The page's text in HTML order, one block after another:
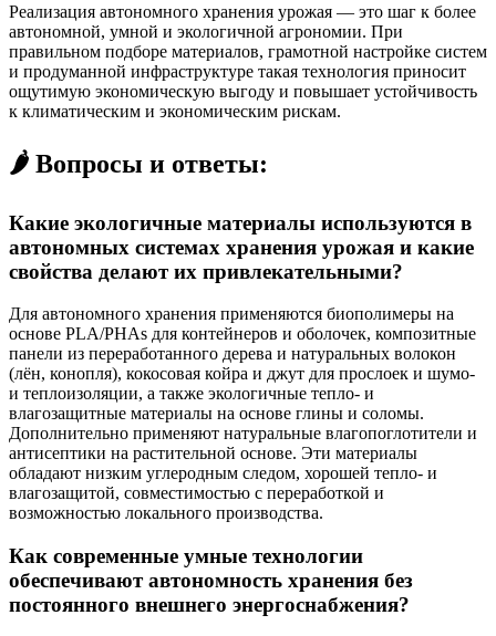
Реализация автономного хранения урожая — это шаг к более
автономной, умной и экологичной агрономии. При
правильном подборе материалов, грамотной настройке систем
и продуманной инфраструктуре такая технология приносит
ощутимую экономическую выгоду и повышает устойчивость
к климатическим и экономическим рискам.
🌶️ Вопросы и ответы:
Какие экологичные материалы используются в
автономных системах хранения урожая и какие
свойства делают их привлекательными?
Для автономного хранения применяются биополимеры на
основе PLA/PHAs для контейнеров и оболочек, композитные
панели из переработанного дерева и натуральных волокон
(лён, конопля), кокосовая койра и джут для прослоек и шумо-
и теплоизоляции, а также экологичные тепло- и
влагозащитные материалы на основе глины и соломы.
Дополнительно применяют натуральные влагопоглотители и
антисептики на растительной основе. Эти материалы
обладают низким углеродным следом, хорошей тепло- и
влагозащитой, совместимостью с переработкой и
возможностью локального производства.
Как современные умные технологии
обеспечивают автономность хранения без
постоянного внешнего энергоснабжения?